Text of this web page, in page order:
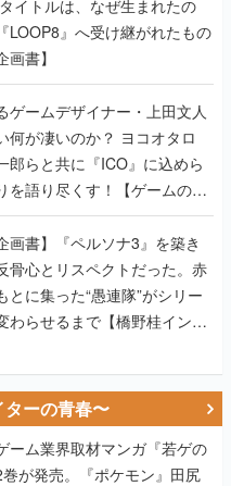
ゲームデザイナー・上田文人
何が凄いのか？ ヨコオタロ
郎らと共に『ICO』に込めら
を語り尽くす！【ゲームの企
画書】『ペルソナ3』を築き
骨心とリスペクトだった。赤
とに集った“愚連隊”がシリー
わらせるまで【橋野桂インタ
ーの青春〜
ーム業界取材マンガ『若ゲの
が発売。『ポケモン』田尻
ビウス』遠藤雅伸さんらの貴
ドを収録